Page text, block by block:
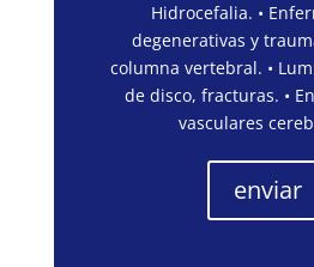
Hidrocefalia. •
degenerativas y
columna vertebral. •
de disco, fracturas. •
vasculares
enviar